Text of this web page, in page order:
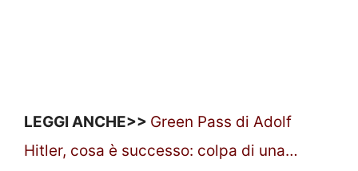
LEGGI ANCHE>> Green Pass di Adolf
Hitler, cosa è successo: colpa di una…